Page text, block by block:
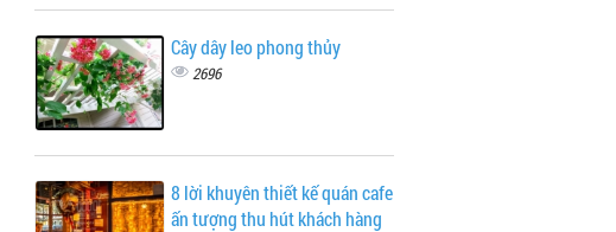
Cây dây leo phong thủy
2696
8 lời khuyên thiết kế quán cafe
ấn tượng thu hút khách hàng